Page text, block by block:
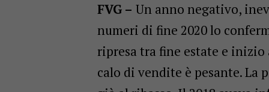
FVG – Un anno negativo,
numeri di fine 2020 lo
ripresa tra fine estate e
calo di vendite è pesante. La